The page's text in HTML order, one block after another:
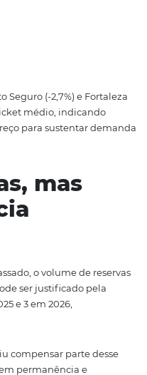
em performance
entrou no Top 10,
ticket
ampliar o